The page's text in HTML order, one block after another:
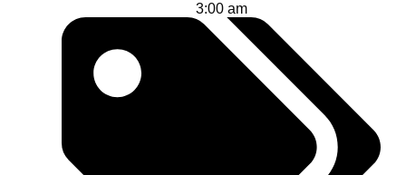
3:00 am